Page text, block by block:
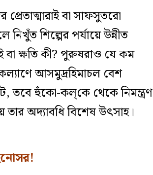
প্রেতাত্মারাই বা সাফসুতরো
শিল্পের পর্যায়ে উন্নীত
ক্ষতি কী? পুরুষরাও যে কম
আসমুদ্রহিমাচল বেশ
তবে হুঁকো-কল্‌কে থেকে নিমন্ত্রণ
অদ্যাবধি বিশেষ উৎসাহ।